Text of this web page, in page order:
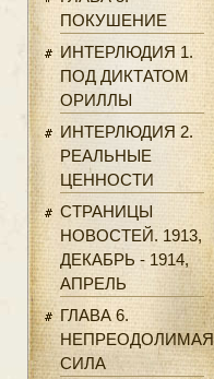
ПОКУШЕНИЕ
ИНТЕРЛЮДИЯ 1.
ПОД ДИКТАТОМ
ОРИЛЛЫ
ИНТЕРЛЮДИЯ 2.
РЕАЛЬНЫЕ
ЦЕННОСТИ
СТРАНИЦЫ
НОВОСТЕЙ. 1913,
ДЕКАБРЬ - 1914,
АПРЕЛЬ
ГЛАВА 6.
НЕПРЕОДОЛИМАЯ
СИЛА